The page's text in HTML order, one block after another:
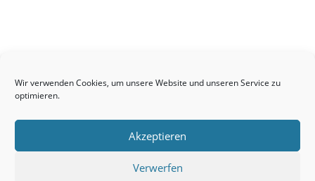
Wir verwenden Cookies, um unsere Website und unseren Service zu
optimieren.
Akzeptieren
Verwerfen
Kontakt
Links
Neuigkeiten
Seelsorge / Sakramente